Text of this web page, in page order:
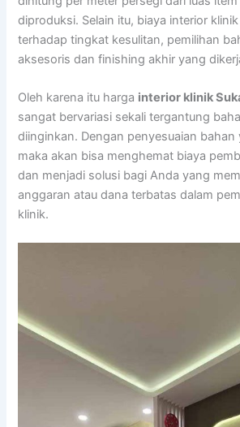
diproduksi. Selain itu, biaya interior
terhadap tingkat kesulitan, pemilihan
aksesoris dan finishing akhir yang
Oleh karena itu harga interior klinik
sangat bervariasi sekali tergantung
diinginkan. Dengan penyesuaian bahan
maka akan bisa menghemat biaya
dan menjadi solusi bagi Anda yang
anggaran atau dana terbatas dalam
klinik.